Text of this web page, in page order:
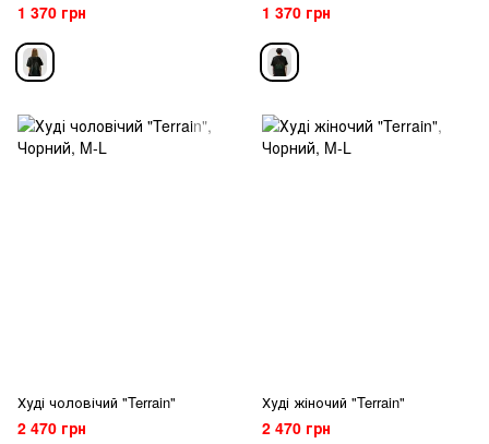
1 370 грн 1 370 грн
Худі чоловічий "Terrain"
2 470 грн
Худі жіночий "Terrain"
2 470 грн